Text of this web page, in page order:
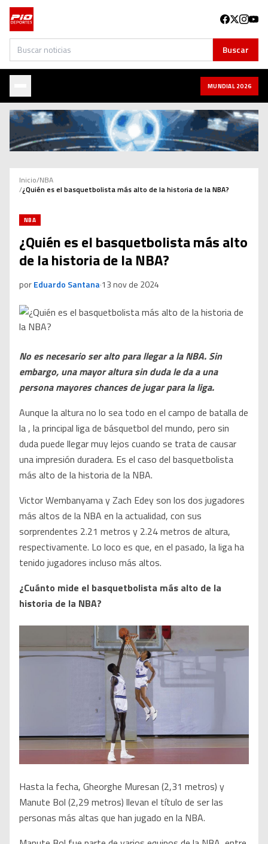
Buscar Buscar
MUNDIAL 2026
Inicio/NBA
/¿Quién es el basquetbolista más alto de la historia de la NBA?
NBA
¿Quién es el basquetbolista más alto
de la historia de la NBA?
porEduardo Santana·13 nov de 2024
No es necesario ser alto para llegar a la NBA. Sin
embargo, una mayor altura sin duda le da a una
persona mayores chances de jugar para la liga.
Aunque la altura no lo sea todo en el campo de batalla de
la , la principal liga de básquetbol del mundo, pero sin
duda puede llegar muy lejos cuando se trata de causar
una impresión duradera. Es el caso del basquetbolista
más alto de la historia de la NBA.
Victor Wembanyama y Zach Edey son los dos jugadores
más altos de la NBA en la actualidad, con sus
sorprendentes 2.21 metros y 2.24 metros de altura,
respectivamente. Lo loco es que, en el pasado, la liga ha
tenido jugadores incluso más altos.
¿Cuánto mide el basquetbolista más alto de la
historia de la NBA?
Hasta la fecha, Gheorghe Muresan (2,31 metros) y
Manute Bol (2,29 metros) llevan el título de ser las
personas más altas que han jugado en la NBA.